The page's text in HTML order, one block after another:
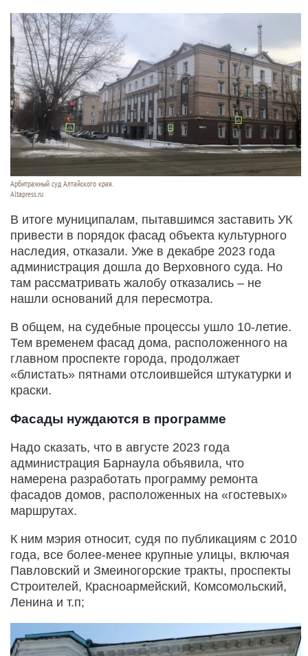
Арбитражный суд Алтайского края.
Altapress.ru
В итоге муниципалам, пытавшимся заставить УК
привести в порядок фасад объекта культурного
наследия, отказали. Уже в декабре 2023 года
администрация дошла до Верховного суда. Но
там рассматривать жалобу отказались – не
нашли оснований для пересмотра.
В общем, на судебные процессы ушло 10-летие.
Тем временем фасад дома, расположенного на
главном проспекте города, продолжает
«блистать» пятнами отслоившейся штукатурки и
краски.
Фасады нуждаются в программе
Надо сказать, что в августе 2023 года
администрация Барнаула объявила, что
намерена разработать программу ремонта
фасадов домов, расположенных на «гостевых»
маршрутах.
К ним мэрия относит, судя по публикациям с 2010
года, все более-менее крупные улицы, включая
Павловский и Змеиногорские тракты, проспекты
Строителей, Красноармейский, Комсомольский,
Ленина и т.п;